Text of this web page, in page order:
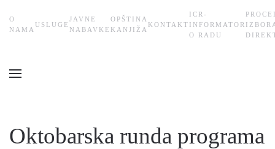
Skip
О
NAMA
USLUGE
JAVNE
NABAVKE
OPŠTINA
KANJIŽA
KONTAKT
ICR-
INFORMATOR
O RADU
Oktobarska runda programa